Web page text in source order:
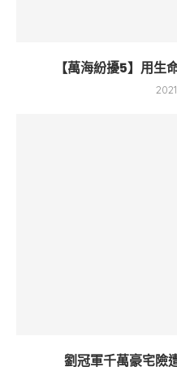
【萬海紛擾5】用生
劉冠軍千萬豪宅險